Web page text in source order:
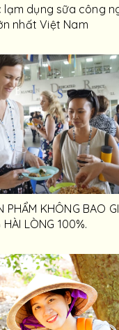
lạm dụng sữa công
nhất Việt Nam
PHẨM KHÔNG BAO
LÒNG 100%.